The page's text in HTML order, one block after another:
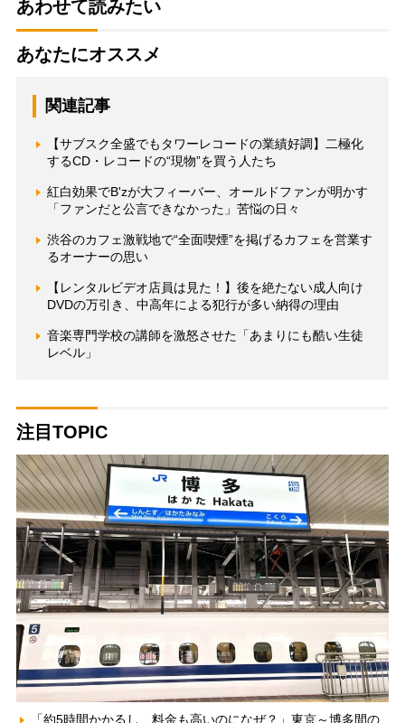
あわせて読みたい
あなたにオススメ
関連記事
【サブスク全盛でもタワーレコードの業績好調】二極化
するCD・レコードの“現物”を買う人たち
紅白効果でB'zが大フィーバー、オールドファンが明かす
「ファンだと公言できなかった」苦悩の日々
渋谷のカフェ激戦地で“全面喫煙”を掲げるカフェを営業す
るオーナーの思い
【レンタルビデオ店員は見た！】後を絶たない成人向け
DVDの万引き、中高年による犯行が多い納得の理由
音楽専門学校の講師を激怒させた「あまりにも酷い生徒
レベル」
注目TOPIC
「約5時間かかるし、料金も高いのになぜ？」東京～博多間の